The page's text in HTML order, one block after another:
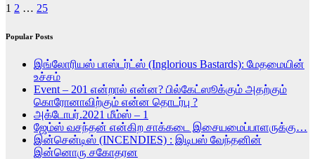
Posts
pagination
1 2 … 25
Popular Posts
இங்லோரியஸ் பாஸ்டர்ட்ஸ் (Inglorious Bastards): மேதமையின்
உச்சம்
Event – 201 என்றால் என்ன? பில்கேட்ஸூக்கும் அதற்கும்
கொரோனாவிற்கும் என்ன தொடர்பு ?
அக்டோபர்.2021 மீம்ஸ் – 1
ஜேம்ஸ் வசந்தன் என்கிற சாக்கடை இசையமைப்பாளருக்கு…
இன்சென்டிஸ் (INCENDIES) : இடிபஸ் வேந்தனின்
இன்னொரு சகோதரன